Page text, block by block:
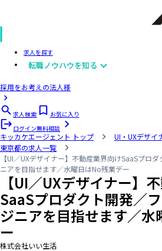
求人を探す
転職ノウハウを知る
採用をお考えの法人様
求人検索
お気に入り
ログイン無料相談
キッカケエージェント トップ
UI・UXデザイ
東京都の求人一覧
【UI／UXデザイナー】不動産業界向けSaaSプロ
ニアを目指せます／水曜日はNo残業デー
【UI／UXデザイナー】
SaaSプロダクト開発／
ジニアを目指せます／
ー
株式会社いい生活